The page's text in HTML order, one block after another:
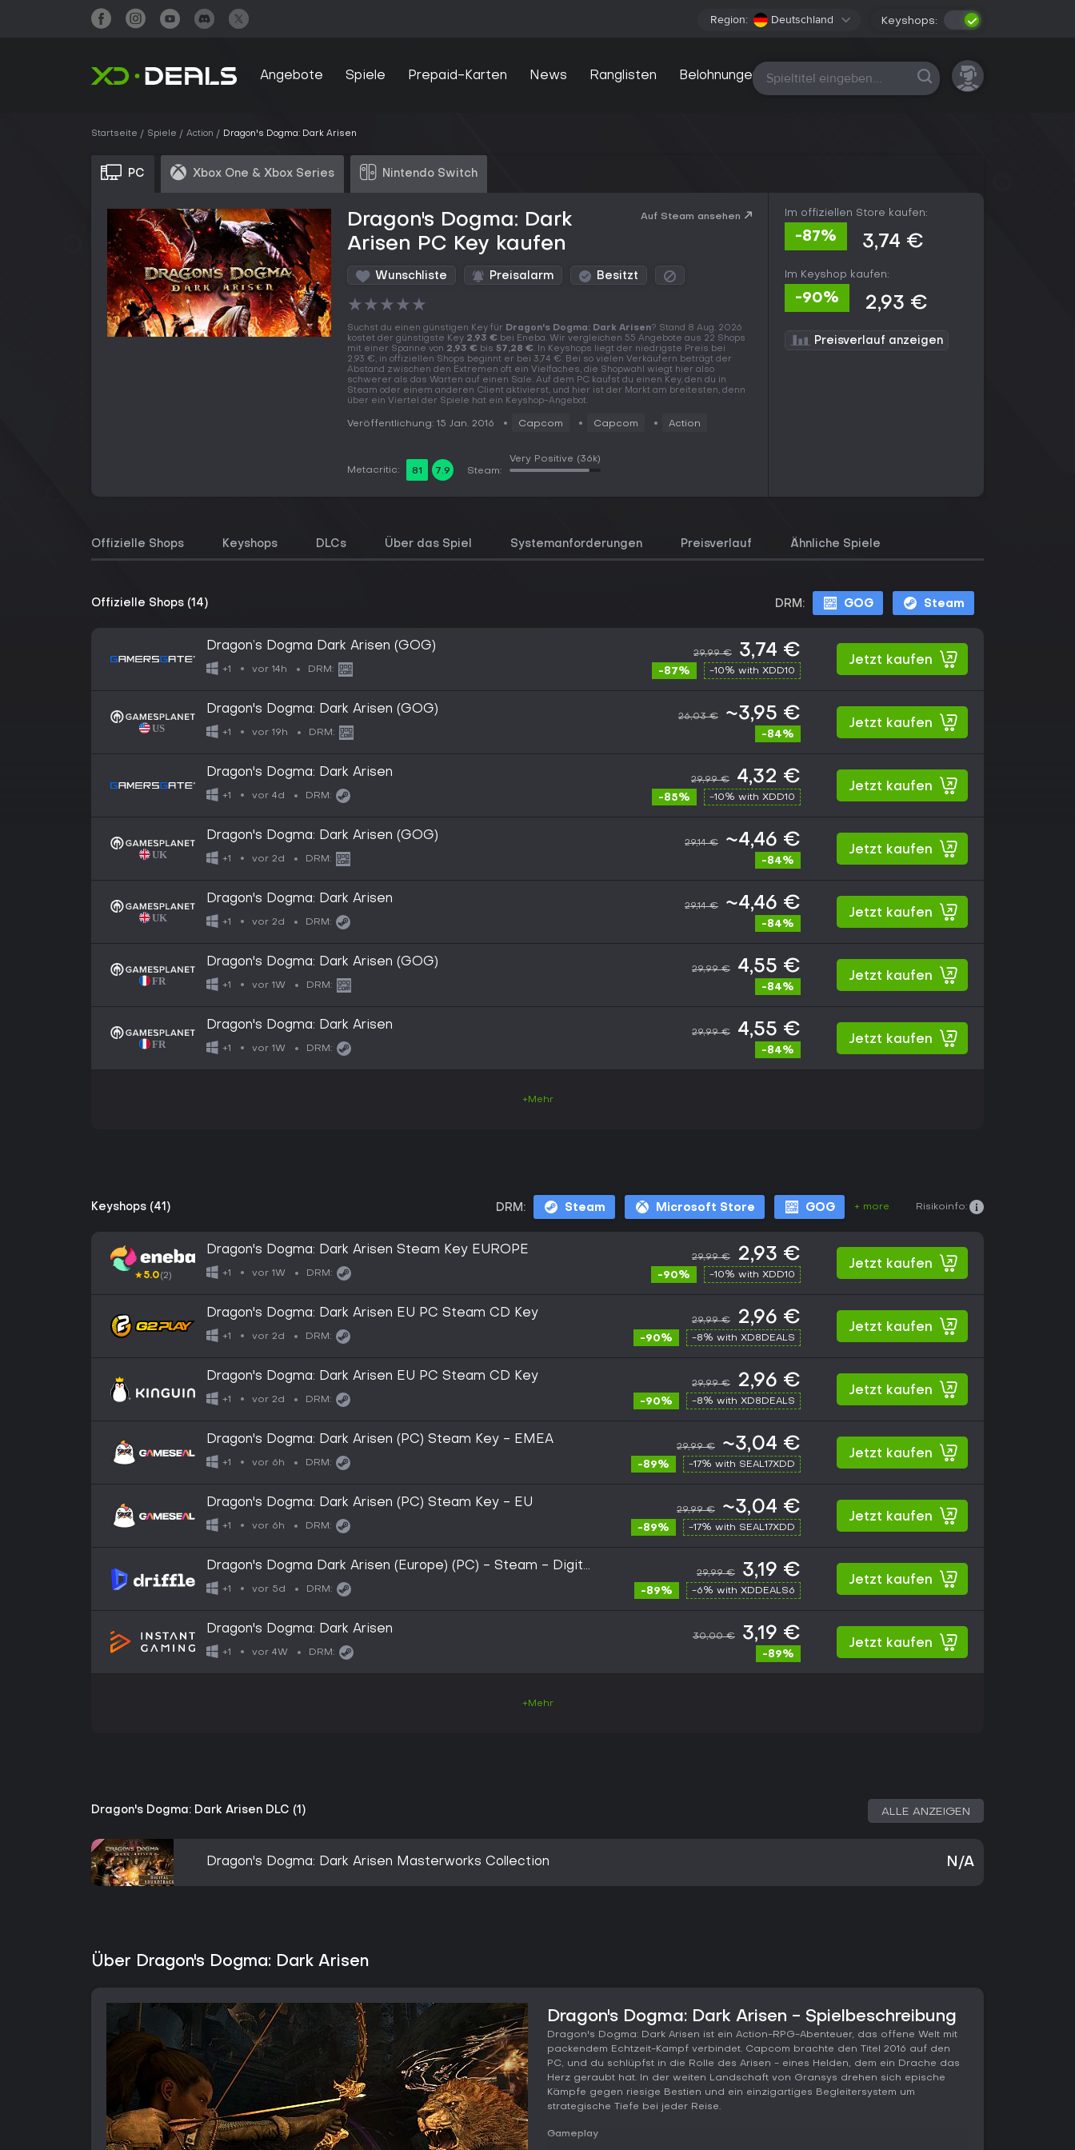
Region: Deutschland Keyshops:
Angebote Spiele Prepaid-Karten News Ranglisten Belohnungen Alle Plattformen
Startseite Spiele Action Dragon's Dogma: Dark Arisen
PC Xbox One & Xbox Series Nintendo Switch
Dragon's Dogma: Dark
Arisen PC Key kaufen
Auf Steam ansehen
Wunschliste Preisalarm Besitzt
★★★★★
Suchst du einen günstigen Key für Dragon's Dogma: Dark Arisen? Stand 8 Aug. 2026
kostet der günstigste Key 2,93 € bei Eneba. Wir vergleichen 55 Angebote aus 22 Shops
mit einer Spanne von 2,93 € bis 57,28 €. In Keyshops liegt der niedrigste Preis bei
2,93 €, in offiziellen Shops beginnt er bei 3,74 €. Bei so vielen Verkäufern beträgt der
Abstand zwischen den Extremen oft ein Vielfaches, die Shopwahl wiegt hier also
schwerer als das Warten auf einen Sale. Auf dem PC kaufst du einen Key, den du in
Steam oder einem anderen Client aktivierst, und hier ist der Markt am breitesten, denn
über ein Viertel der Spiele hat ein Keyshop-Angebot.
Veröffentlichung: 15 Jan. 2016 Capcom Capcom Action
Metacritic: 81 7.9 Steam:
Very Positive (36k)
Im offiziellen Store kaufen:
-87% 3,74 €
Im Keyshop kaufen:
-90% 2,93 €
Preisverlauf anzeigen
Offizielle Shops Keyshops DLCs Über das Spiel Systemanforderungen Preisverlauf Ähnliche Spiele
Offizielle Shops (14) DRM: GOG Steam
Dragon’s Dogma Dark Arisen (GOG)
+1 vor 14h DRM:
29,99 € 3,74 €
-87% -10% with XDD10
Jetzt kaufen
Dragon's Dogma: Dark Arisen (GOG)
+1 vor 19h DRM:
26,03 € ~3,95 €
-84%
Jetzt kaufen
Dragon's Dogma: Dark Arisen
+1 vor 4d DRM:
29,99 € 4,32 €
-85% -10% with XDD10
Jetzt kaufen
Dragon's Dogma: Dark Arisen (GOG)
+1 vor 2d DRM:
29,14 € ~4,46 €
-84%
Jetzt kaufen
Dragon's Dogma: Dark Arisen
+1 vor 2d DRM:
29,14 € ~4,46 €
-84%
Jetzt kaufen
Dragon's Dogma: Dark Arisen (GOG)
+1 vor 1W DRM:
29,99 € 4,55 €
-84%
Jetzt kaufen
Dragon's Dogma: Dark Arisen
+1 vor 1W DRM:
29,99 € 4,55 €
-84%
Jetzt kaufen
+Mehr
Keyshops (41) DRM: Steam Microsoft Store GOG + more Risikoinfo:
★5.0(2)
Dragon's Dogma: Dark Arisen Steam Key EUROPE
+1 vor 1W DRM:
29,99 € 2,93 €
-90% -10% with XDD10
Jetzt kaufen
Dragon's Dogma: Dark Arisen EU PC Steam CD Key
+1 vor 2d DRM:
29,99 € 2,96 €
-90% -8% with XD8DEALS
Jetzt kaufen
Dragon's Dogma: Dark Arisen EU PC Steam CD Key
+1 vor 2d DRM:
29,99 € 2,96 €
-90% -8% with XD8DEALS
Jetzt kaufen
Dragon's Dogma: Dark Arisen (PC) Steam Key - EMEA
+1 vor 6h DRM:
29,99 € ~3,04 €
-89% -17% with SEAL17XDD
Jetzt kaufen
Dragon's Dogma: Dark Arisen (PC) Steam Key - EU
+1 vor 6h DRM:
29,99 € ~3,04 €
-89% -17% with SEAL17XDD
Jetzt kaufen
Dragon's Dogma Dark Arisen (Europe) (PC) - Steam - Digital
Key
+1 vor 5d DRM:
29,99 € 3,19 €
-89% -6% with XDDEALS6
Jetzt kaufen
Dragon's Dogma: Dark Arisen
+1 vor 4W DRM:
30,00 € 3,19 €
-89%
Jetzt kaufen
+Mehr
Dragon's Dogma: Dark Arisen DLC (1) ALLE ANZEIGEN
Dragon's Dogma: Dark Arisen Masterworks Collection N/A
Über Dragon's Dogma: Dark Arisen
Dragon's Dogma: Dark Arisen - Spielbeschreibung
Dragon's Dogma: Dark Arisen ist ein Action-RPG-Abenteuer, das offene Welt mit
packendem Echtzeit-Kampf verbindet. Capcom brachte den Titel 2016 auf den
PC, und du schlüpfst in die Rolle des Arisen - eines Helden, dem ein Drache das
Herz geraubt hat. In der weiten Landschaft von Gransys drehen sich epische
Kämpfe gegen riesige Bestien und ein einzigartiges Begleitersystem um
strategische Tiefe bei jeder Reise.
Gameplay